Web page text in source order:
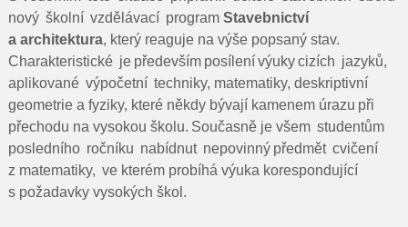
nový školní vzdělávací program Stavebnictví
a architektura, který reaguje na výše popsaný stav.
Charakteristické je především posílení výuky cizích jazyků,
aplikované výpočetní techniky, matematiky, deskriptivní
geometrie a fyziky, které někdy bývají kamenem úrazu při
přechodu na vysokou školu. Současně je všem studentům
posledního ročníku nabídnut nepovinný předmět cvičení
z matematiky, ve kterém probíhá výuka korespondující
s požadavky vysokých škol.